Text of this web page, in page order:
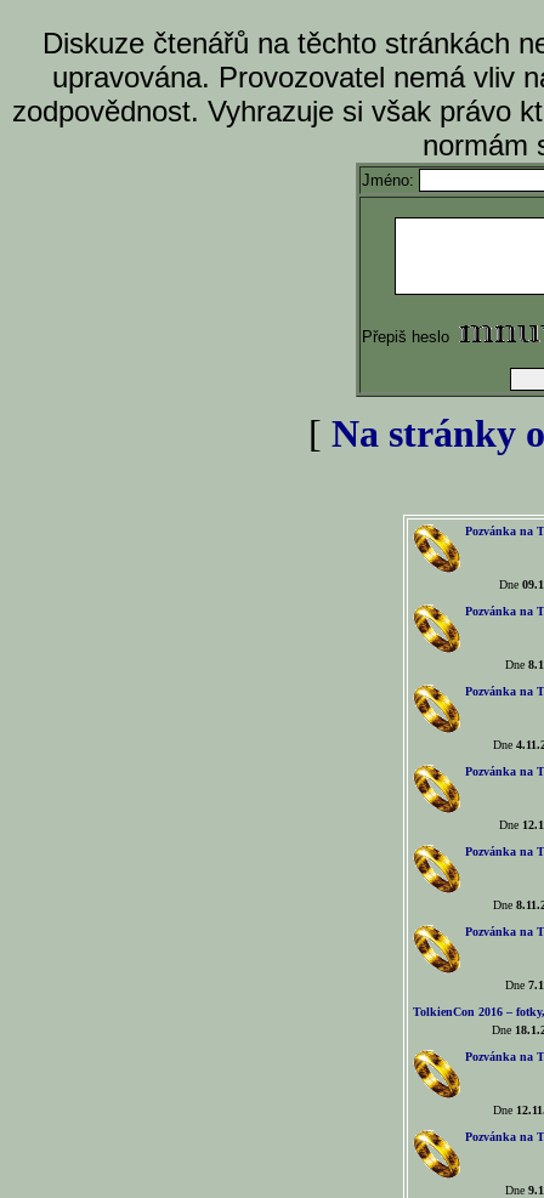
Diskuze čtenářů na těchto stránkách
upravována. Provozovatel nemá vliv
zodpovědnost. Vyhrazuje si však právo
normám
Jméno:
Přepiš heslo
[ Na stránky
Pozvánka na
Dne
Pozvánka na
Dne
Pozvánka na
Dne
Pozvánka na
Dne
Pozvánka na
Dne
Pozvánka na
Dne
TolkienCon 2016 –
Dne
Pozvánka na
Dne
Pozvánka na
Dne